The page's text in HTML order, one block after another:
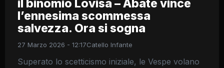
il binomio Lovisa – Abate vince
l’ennesima scommessa
salvezza. Ora si sogna
27 Marzo 2026 - 12:17Catello Infante
Superato lo scetticismo iniziale, le Vespe volano